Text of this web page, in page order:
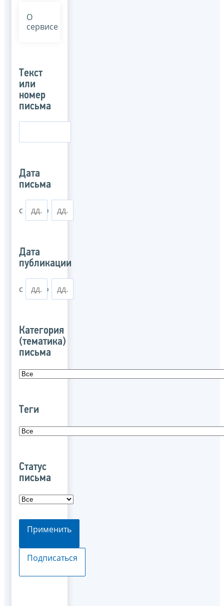
О
сервисе
Текст
или
номер
письма
Дата
письма
с по
Дата
публикации
с по
Категория
(тематика)
письма
Теги
Статус
письма
Применить
Подписаться